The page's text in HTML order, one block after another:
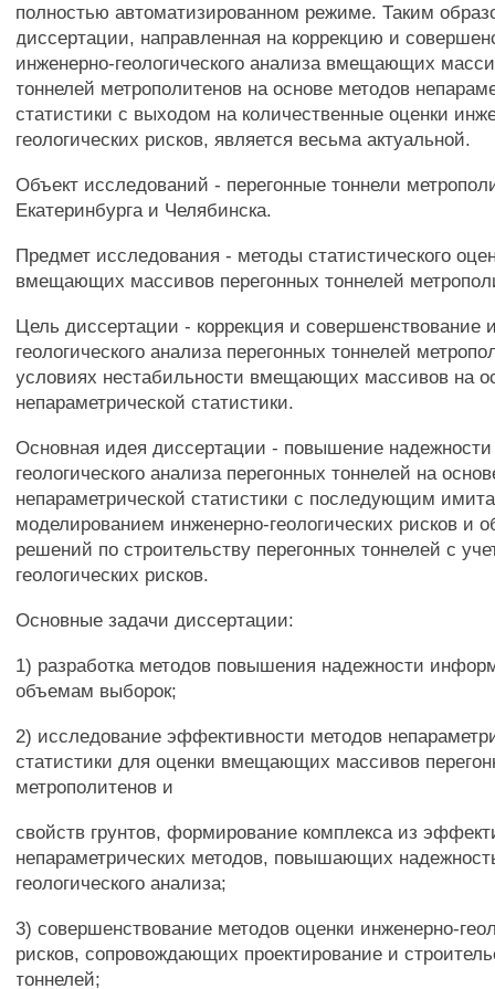
полностью автоматизированном режиме. Таким
диссертации, направленная на коррекцию и
инженерно-геологического анализа вмещающих
тоннелей метрополитенов на основе методов
статистики с выходом на количественные оценки
геологических рисков, является весьма актуальной.
Объект исследований - перегонные тоннели
Екатеринбурга и Челябинска.
Предмет исследования - методы статистического
вмещающих массивов перегонных тоннелей
Цель диссертации - коррекция и совершенствование
геологического анализа перегонных тоннелей
условиях нестабильности вмещающих массивов на
непараметрической статистики.
Основная идея диссертации - повышение
геологического анализа перегонных тоннелей на
непараметрической статистики с последующим
моделированием инженерно-геологических рисков и
решений по строительству перегонных тоннелей с
геологических рисков.
Основные задачи диссертации:
1) разработка методов повышения надежности
объемам выборок;
2) исследование эффективности методов
статистики для оценки вмещающих массивов
метрополитенов и
свойств грунтов, формирование комплекса из
непараметрических методов, повышающих
геологического анализа;
3) совершенствование методов оценки инженерно-
рисков, сопровождающих проектирование и
тоннелей;